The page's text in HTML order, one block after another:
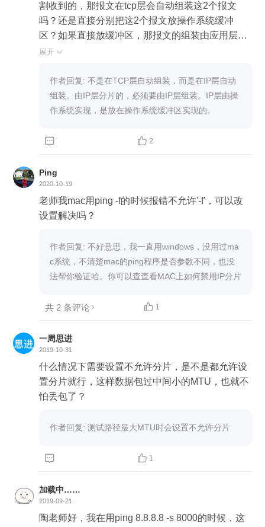
割收到的，那报文在tcp层会自动组装这2个报文
吗？还是直接分别把这2个报文放操作系统缓冲
区？如果直接放缓冲区，那报文的组装由应用层的
应用程序自己来接收，自己组装吗？
展开 
作者回复: 不是在TCP层自动组装，而是在IP层自动
组装。由IP层分片的，必须要由IP层组装。IP层由操
作系统实现，是放在操作系统缓冲区实现的。
  2
Ping
2020-10-19
老师我mac用ping -f的时候报错不允许'-f'，可以改
设置解决吗？
作者回复: 不好意思，我一直用windows，没用过ma
c系统，不清楚mac的ping程序是否参数不同，也没
法帮你验证哈。你可以查查看MAC上如何禁用IP分片
共 2 条评论  1
一周思进
2019-10-31
什么情况下需要设置不允许分片，是不是都允许设
置分片就行，这样数据包过中间小的MTU，也就不
怕丢包了？
作者回复: 测试路径最大MTU时会设置不允许分片
  1
加载中……
2019-09-21
陶老师好，我在用ping 8.8.8.8 -s 8000的时候，这